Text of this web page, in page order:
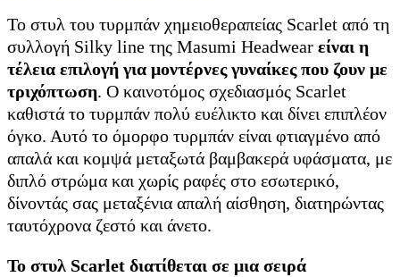
Το στυλ του τυρμπάν χημειοθεραπείας Scarlet από τη
συλλογή Silky line της Masumi Headwear είναι η
τέλεια επιλογή για μοντέρνες γυναίκες που ζουν με
τριχόπτωση. Ο καινοτόμος σχεδιασμός Scarlet
καθιστά το τυρμπάν πολύ ευέλικτο και δίνει επιπλέον
όγκο. Αυτό το όμορφο τυρμπάν είναι φτιαγμένο από
απαλά και κομψά μεταξωτά βαμβακερά υφάσματα, με
διπλό στρώμα και χωρίς ραφές στο εσωτερικό,
δίνοντάς σας μεταξένια απαλή αίσθηση, διατηρώντας
ταυτόχρονα ζεστό και άνετο.
Το στυλ Scarlet διατίθεται σε μια σειρά